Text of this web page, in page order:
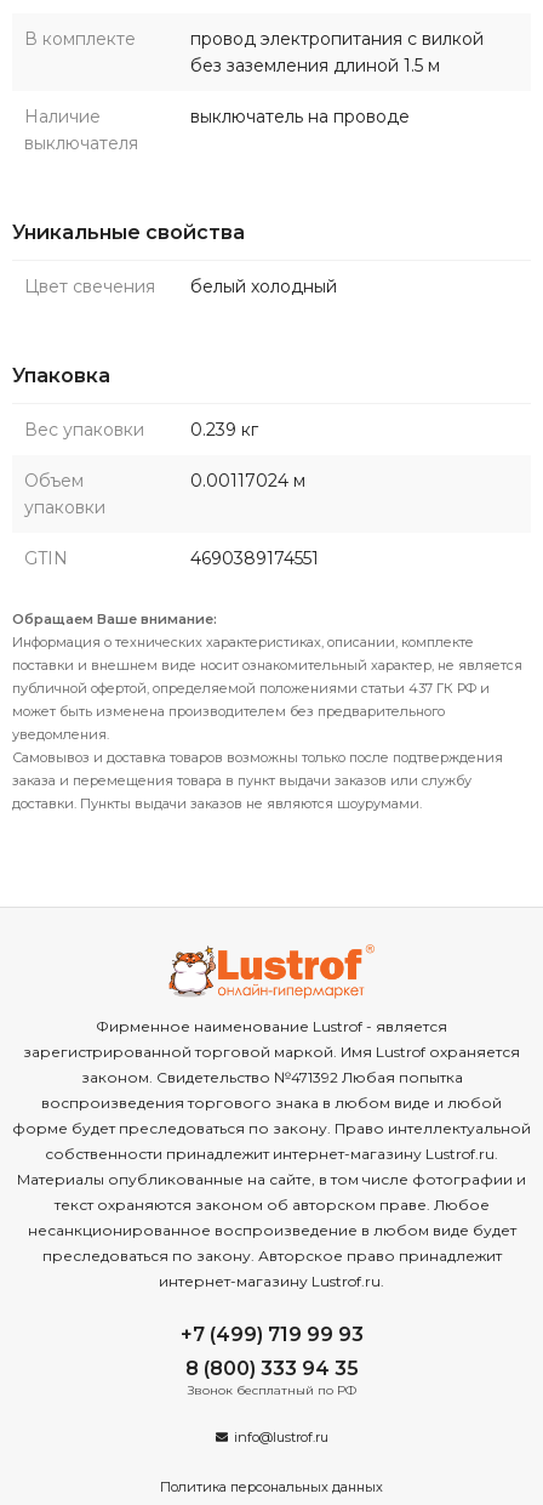
В комплекте
провод электропитания с вилкой
без заземления длиной 1.5 м
Наличие
выключателя
выключатель на проводе
Уникальные свойства
Цвет свечения белый холодный
Упаковка
Вес упаковки 0.239 кг
Объем
упаковки
0.00117024 м
GTIN 4690389174551
Обращаем Ваше внимание:
Информация о технических характеристиках, описании, комплекте
поставки и внешнем виде носит ознакомительный характер, не является
публичной офертой, определяемой положениями статьи 437 ГК РФ и
может быть изменена производителем без предварительного
уведомления.
Самовывоз и доставка товаров возможны только после подтверждения
заказа и перемещения товара в пункт выдачи заказов или службу
доставки. Пункты выдачи заказов не являются шоурумами.
Фирменное наименование Lustrof - является
зарегистрированной торговой маркой. Имя Lustrof охраняется
законом. Свидетельство №471392 Любая попытка
воспроизведения торгового знака в любом виде и любой
форме будет преследоваться по закону. Право интеллектуальной
собственности принадлежит интернет-магазину Lustrof.ru.
Материалы опубликованные на сайте, в том числе фотографии и
текст охраняются законом об авторском праве. Любое
несанкционированное воспроизведение в любом виде будет
преследоваться по закону. Авторское право принадлежит
интернет-магазину Lustrof.ru.
+7 (499) 719 99 93
8 (800) 333 94 35
Звонок бесплатный по РФ
info@lustrof.ru
Политика персональных данных